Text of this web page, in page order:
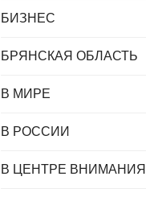
БИЗНЕС
БРЯНСКАЯ ОБЛАСТЬ
В МИРЕ
В РОССИИ
В ЦЕНТРЕ ВНИМАНИЯ